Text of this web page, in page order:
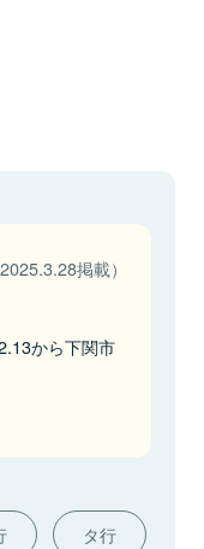
2025.3.28掲載）
から下関市
タ行